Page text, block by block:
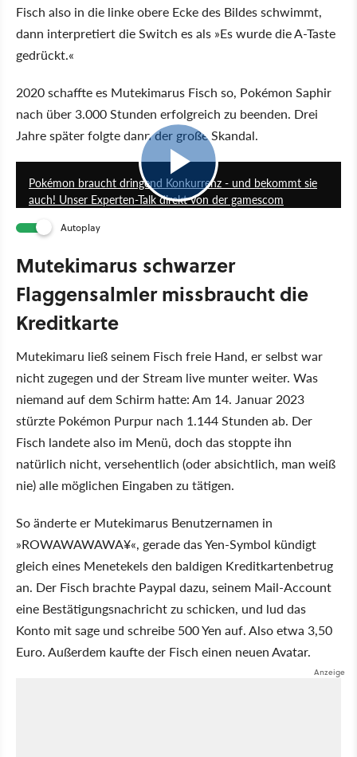
Fisch also in die linke obere Ecke des Bildes schwimmt,
dann interpretiert die Switch es als »Es wurde die A-Taste
gedrückt.«
2020 schaffte es Mutekimarus Fisch so, Pokémon Saphir
nach über 3.000 Stunden erfolgreich zu beenden. Drei
Jahre später folgte dann der große Skandal.
Pokémon braucht dringend Konkurrenz - und bekommt sie
auch! Unser Experten-Talk direkt von der gamescom
Autoplay
Mutekimarus schwarzer
Flaggensalmler missbraucht die
Kreditkarte
Mutekimaru ließ seinem Fisch freie Hand, er selbst war
nicht zugegen und der Stream live munter weiter. Was
niemand auf dem Schirm hatte: Am 14. Januar 2023
stürzte Pokémon Purpur nach 1.144 Stunden ab. Der
Fisch landete also im Menü, doch das stoppte ihn
natürlich nicht, versehentlich (oder absichtlich, man weiß
nie) alle möglichen Eingaben zu tätigen.
So änderte er Mutekimarus Benutzernamen in
»ROWAWAWAWA¥«, gerade das Yen-Symbol kündigt
gleich eines Menetekels den baldigen Kreditkartenbetrug
an. Der Fisch brachte Paypal dazu, seinem Mail-Account
eine Bestätigungsnachricht zu schicken, und lud das
Konto mit sage und schreibe 500 Yen auf. Also etwa 3,50
Euro. Außerdem kaufte der Fisch einen neuen Avatar.